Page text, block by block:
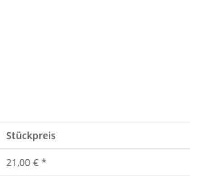
Stückpreis
21,00 € *